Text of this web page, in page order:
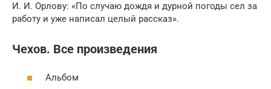
И. И. Орлову: «По случаю дождя и дурной погоды сел за
работу и уже написал целый рассказ».
Чехов. Все произведения
Альбом